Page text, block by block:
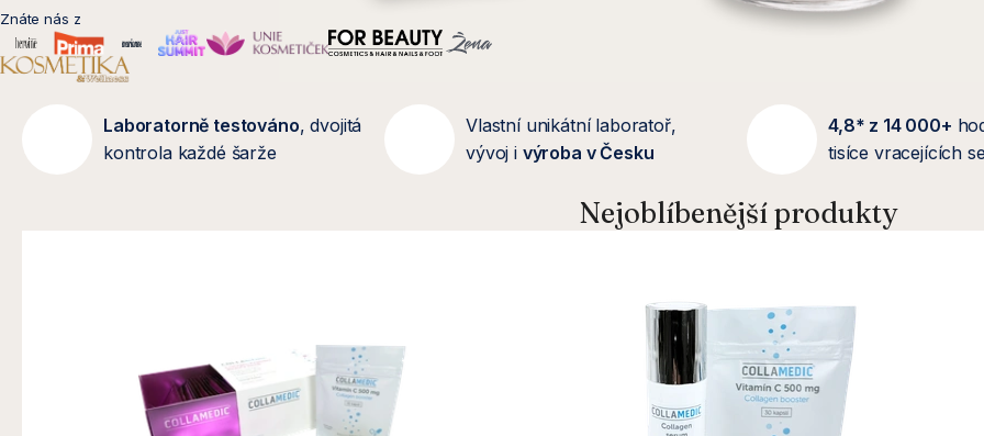
k
á
Znáte nás z
Laboratorně testováno, dvojitá
kontrola každé šarže
Vlastní unikátní laboratoř,
vývoj i výroba v Česku
4,8* z 14 000+
tisíce vracejících
Nejoblíbenější produkty